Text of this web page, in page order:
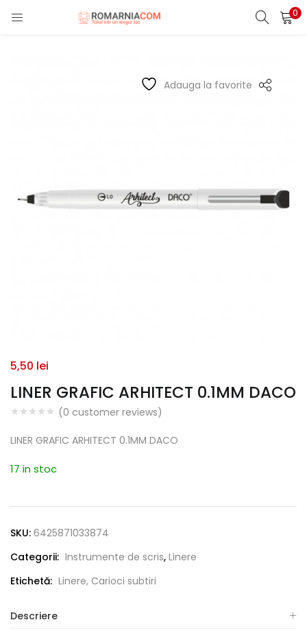
0
LOGIN REGISTER
Adauga la favorite
LINER GRAFIC ARHITECT 0.1MM DACO
(0 customer reviews)
5,50 lei
LINER GRAFIC ARHITECT 0.1MM DACO
17 in stoc
SKU: 6425871033874
Categorii: Instrumente de scris, Linere
Etichetă: Linere, Carioci subtiri
Descriere